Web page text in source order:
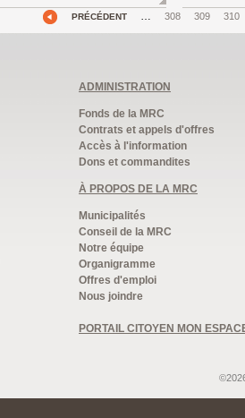
PRÉCÉDENT … 308 309 310
ADMINISTRATION
Fonds de la MRC
Contrats et appels d'offres
Accès à l'information
Dons et commandites
À PROPOS DE LA MRC
Municipalités
Conseil de la MRC
Notre équipe
Organigramme
Offres d'emploi
Nous joindre
PORTAIL CITOYEN MON